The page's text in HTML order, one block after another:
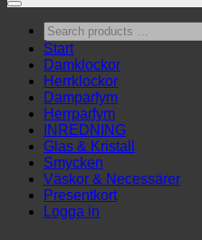
Search
products
…
Start
Damklockor
Herrklockor
Damparfym
Herrparfym
INREDNING
Glas & Kristall
Smycken
Väskor & Necessärer
Presentkort
Logga in